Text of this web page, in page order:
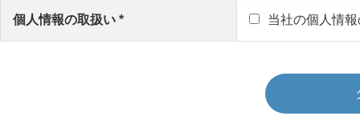
個人情報の取扱い * 当社の個人情